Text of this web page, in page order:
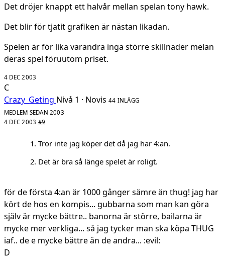
Det dröjer knappt ett halvår mellan spelan tony hawk.
Det blir för tjatit grafiken är nästan likadan.
Spelen är för lika varandra inga större skillnader melan
deras spel föruutom priset.
4 DEC 2003
C
Crazy_Geting Nivå 1 · Novis 44 INLÄGG
MEDLEM SEDAN 2003
4 DEC 2003 #9
1. Tror inte jag köper det då jag har 4:an.
2. Det är bra så länge spelet är roligt.
för de första 4:an är 1000 gånger sämre än thug! jag har
kört de hos en kompis... gubbarna som man kan göra
själv är mycke bättre.. banorna är större, bailarna är
mycke mer verkliga... så jag tycker man ska köpa THUG
iaf.. de e mycke bättre än de andra... :evil:
D